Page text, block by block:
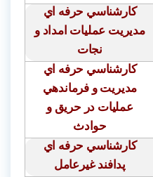
كارشناسي حرفه اي
مديريت عمليات امداد و
نجات
كارشناسي حرفه اي
مديريت و فرماندهي
عمليات در حريق و
حوادث
كارشناسي حرفه اي
پدافند غيرعامل